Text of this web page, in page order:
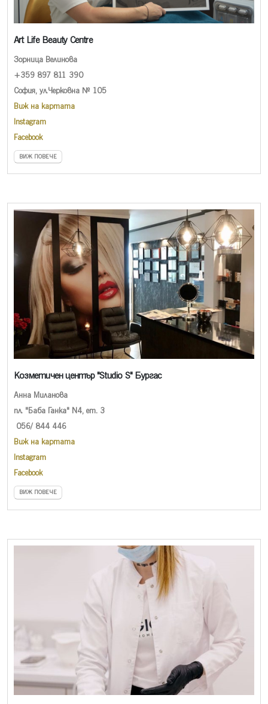
Art Life Beauty Centre
Зорница Велинова
+359 897 811 390
София, ул.Черковна № 105
Виж на картата
Instagram
Facebook
ВИЖ ПОВЕЧЕ
Козметичен център "Studio S" Бургас
Анна Миланова
пл. "Баба Ганка" N4, ет. 3
056/ 844 446
Виж на картата
Instagram
Facebook
ВИЖ ПОВЕЧЕ